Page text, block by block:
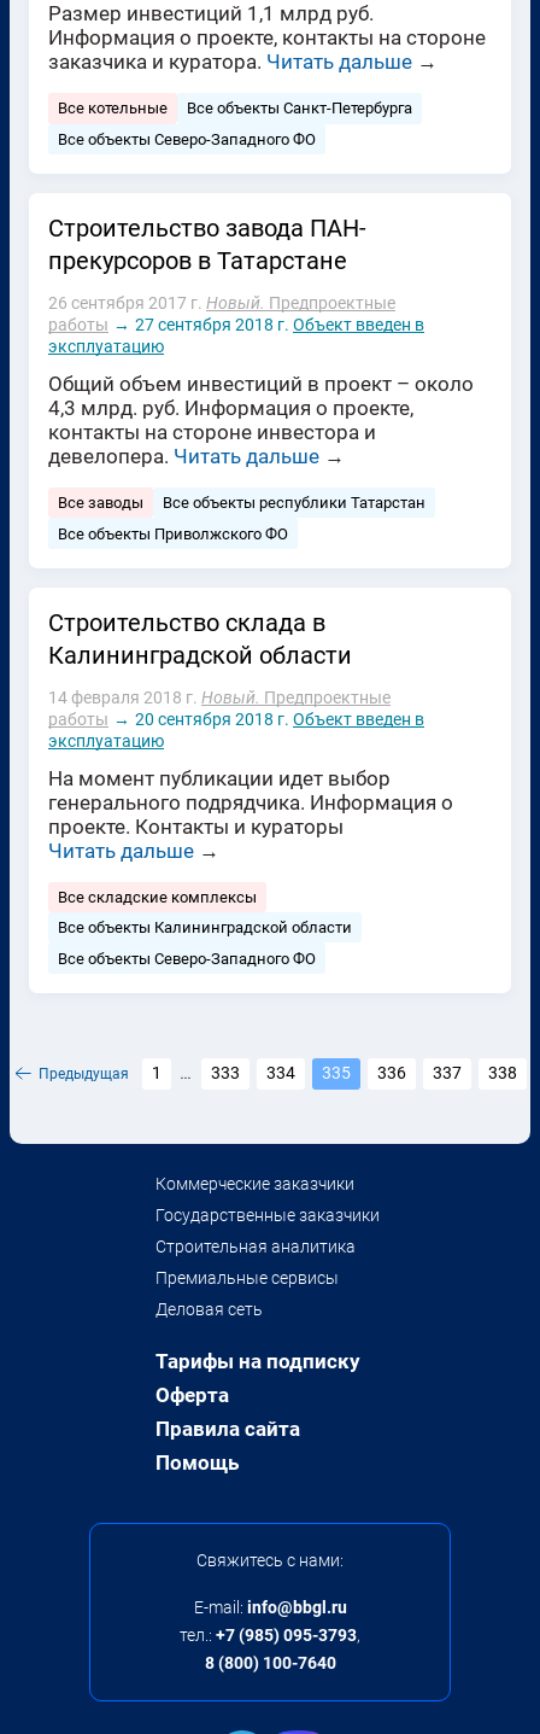
Размер инвестиций 1,1 млрд руб.
Информация о проекте, контакты на стороне
заказчика и куратора. Читать дальше →
Все котельные
Все объекты Санкт-Петербурга
Все объекты Северо-Западного ФО
Строительство завода ПАН-
прекурсоров в Татарстане
26 сентября 2017 г. Новый. Предпроектные
работы → 27 сентября 2018 г. Объект введен в
эксплуатацию
Общий объем инвестиций в проект – около
4,3 млрд. руб. Информация о проекте,
контакты на стороне инвестора и
девелопера. Читать дальше →
Все заводы
Все объекты республики Татарстан
Все объекты Приволжского ФО
Строительство склада в
Калининградской области
14 февраля 2018 г. Новый. Предпроектные
работы → 20 сентября 2018 г. Объект введен в
эксплуатацию
На момент публикации идет выбор
генерального подрядчика. Информация о
проекте. Контакты и кураторы
Читать дальше →
Все складские комплексы
Все объекты Калининградской области
Все объекты Северо-Западного ФО
Предыдущая 1 ... 333 334 335 336 337 338
Коммерческие заказчики
Государственные заказчики
Строительная аналитика
Премиальные сервисы
Деловая сеть
Тарифы на подписку
Оферта
Правила сайта
Помощь
Свяжитесь с нами:
E-mail: info@bbgl.ru
тел.: +7 (985) 095-3793,
8 (800) 100-7640